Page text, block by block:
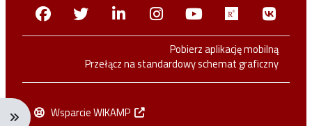
Rozwiń menu nawigacji: Ctrl + Alt + →
FacebookTwitterLinkedinInstagram
Youtube
Pobierz aplikację mobilną
Przełącz na standardowy schemat graficzny
Wsparcie WIKAMP